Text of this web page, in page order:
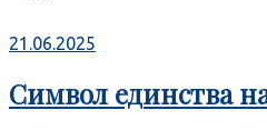
21.06.2025
Символ единства